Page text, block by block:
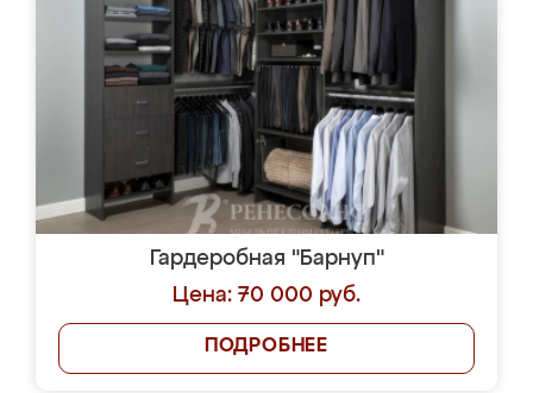
Гардеробная "Барнуп"
Цена: 70 000 руб.
ПОДРОБНЕЕ